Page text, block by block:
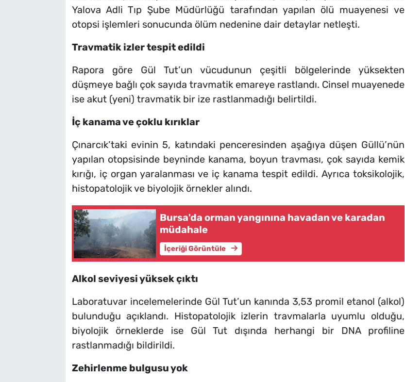
Yalova Adli Tıp Şube Müdürlüğü tarafından yapılan ölü muayenesi ve
otopsi işlemleri sonucunda ölüm nedenine dair detaylar netleşti.
Travmatik izler tespit edildi
Rapora göre Gül Tut’un vücudunun çeşitli bölgelerinde yüksekten
düşmeye bağlı çok sayıda travmatik emareye rastlandı. Cinsel muayenede
ise akut (yeni) travmatik bir ize rastlanmadığı belirtildi.
İç kanama ve çoklu kırıklar
Çınarcık’taki evinin 5, katındaki penceresinden aşağıya düşen Güllü’nün
yapılan otopsisinde beyninde kanama, boyun travması, çok sayıda kemik
kırığı, iç organ yaralanması ve iç kanama tespit edildi. Ayrıca toksikolojik,
histopatolojik ve biyolojik örnekler alındı.
Bursa'da orman yangınına havadan ve karadan
müdahale
İçeriği Görüntüle
Alkol seviyesi yüksek çıktı
Laboratuvar incelemelerinde Gül Tut’un kanında 3,53 promil etanol (alkol)
bulunduğu açıklandı. Histopatolojik izlerin travmalarla uyumlu olduğu,
biyolojik örneklerde ise Gül Tut dışında herhangi bir DNA profiline
rastlanmadığı bildirildi.
Zehirlenme bulgusu yok